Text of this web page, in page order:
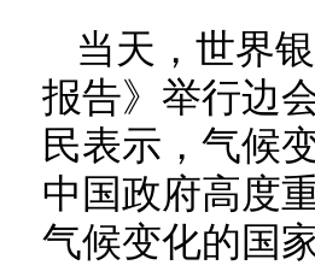
当天，世界
报告》举行边
民表示，气候
中国政府高度
气候变化的国